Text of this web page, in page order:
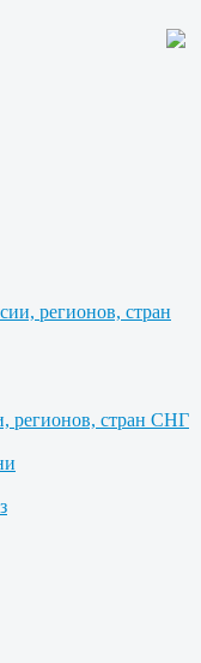
регионов, стран
регионов, стран СНГ